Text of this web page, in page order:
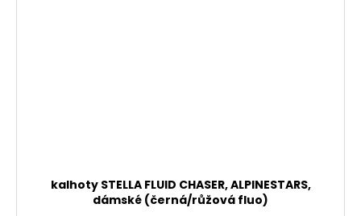
kalhoty STELLA FLUID CHASER, ALPINESTARS,
dámské (černá/růžová fluo)